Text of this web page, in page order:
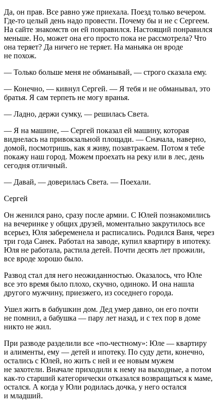
Да, он прав. Все равно уже приехала. Поезд только вечером.
Где-то целый день надо провести. Почему бы и не с Сергеем.
На сайте знакомств он ей понравился. Настоящий понравился
меньше. Но, может она его просто пока не рассмотрела? Что
она теряет? Да ничего не теряет. На маньяка он вроде
не похож.
— Только больше меня не обманывай, — строго сказала ему.
— Конечно, — кивнул Сергей. — Я тебя и не обманывал, это
братья. Я сам терпеть не могу вранья.
— Ладно, держи сумку, — решилась Света.
— Я на машине, — Сергей показал ей машину, которая
виднелась на привокзальной площади. — Сначала, наверно,
домой, посмотришь, как я живу, позавтракаем. Потом я тебе
покажу наш город. Можем проехать на реку или в лес, день
сегодня отличный.
— Давай, — доверилась Света. — Поехали.
Сергей
Он женился рано, сразу после армии. С Юлей познакомились
на вечеринке у общих друзей, моментально закрутилось все
всерьез, Юля забеременела и расписались. Родился Ваня, через
три года Санек. Работал на заводе, купил квартиру в ипотеку.
Юля не работала, растила детей. Почти десять лет прожили,
все вроде хорошо было.
Развод стал для него неожиданностью. Оказалось, что Юле
все это время было плохо, скучно, одиноко. И она нашла
другого мужчину, приезжего, из соседнего города.
Ушел жить в бабушкин дом. Дед умер давно, он его почти
не помнил, а бабушка — пару лет назад, и с тех пор в доме
никто не жил.
При разводе разделили все «по-честному»: Юле — квартиру
и алименты, ему — детей и ипотеку. По суду дети, конечно,
остались с Юлей, но жить с ней и ее новым мужем
не захотели. Вначале приходили к нему на выходные, а потом
как-то старший категорически отказался возвращаться к маме,
остался. А когда у Юли родилась дочка, у него остался
и младший.